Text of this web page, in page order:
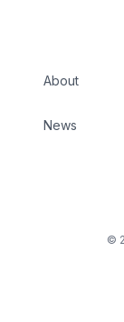
About
News
©